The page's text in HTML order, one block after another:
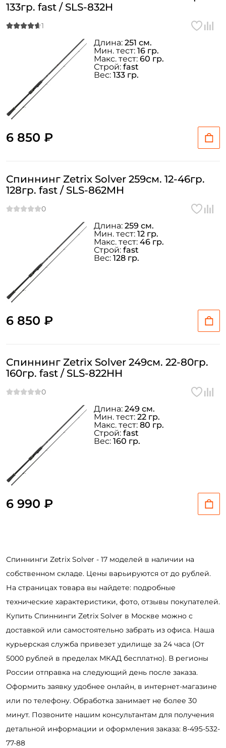
133гр. fast / SLS-832H
6 850 ₽
Длина: 251 см.
Мин. тест: 16 гр.
Макс. тест: 60 гр.
Строй: fast
Вес: 133 гр.
Спиннинг Zetrix Solver 259см. 12-46гр.
128гр. fast / SLS-862MH
6 850 ₽
Длина: 259 см.
Мин. тест: 12 гр.
Макс. тест: 46 гр.
Строй: fast
Вес: 128 гр.
Спиннинг Zetrix Solver 249см. 22-80гр.
160гр. fast / SLS-822HH
6 990 ₽
Длина: 249 см.
Мин. тест: 22 гр.
Макс. тест: 80 гр.
Строй: fast
Вес: 160 гр.
Спиннинги Zetrix Solver - 17 моделей в наличии на
собственном складе. Цены варьируются от до рублей.
На страницах товара вы найдете: подробные
технические характеристики, фото, отзывы покупателей.
Купить Спиннинги Zetrix Solver в Москве можно с
доставкой или самостоятельно забрать из офиса. Наша
курьерская служба привезет удилище за 24 часа (От
5000 рублей в пределах МКАД бесплатно). В регионы
России отправка на следующий день после заказа.
Оформить заявку удобнее онлайн, в интернет-магазине
или по телефону. Обработка занимает не более 30
минут. Позвоните нашим консультантам для получения
детальной информации и оформления заказа: 8-495-532-
77-88